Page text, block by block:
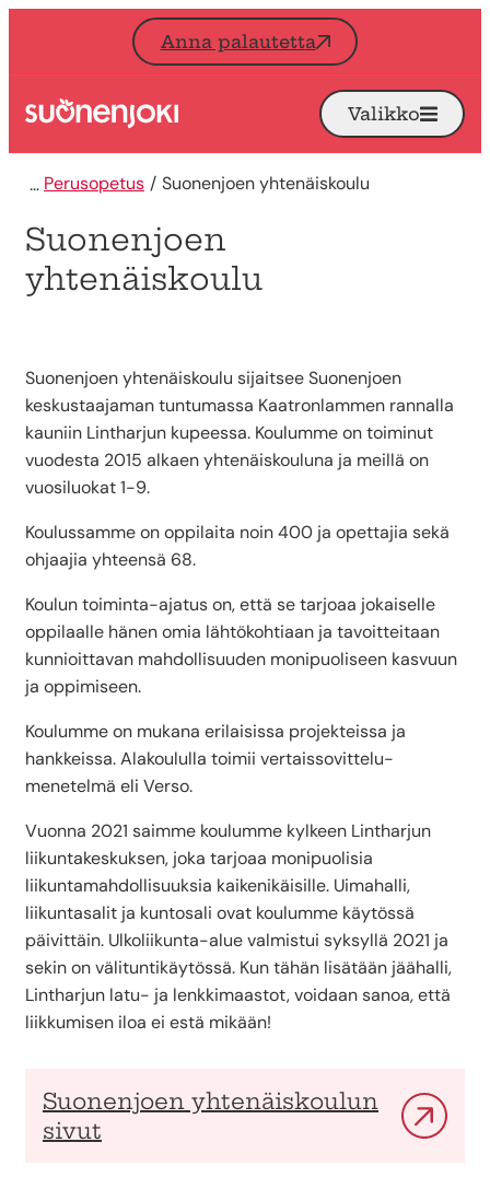
Siirry sisältöön
Anna palautetta
Etusivu Avaa
Valikko
Perusopetus Suonenjoen yhtenäiskoulu
Suonenjoen
yhtenäiskoulu
Suonenjoen yhtenäiskoulu sijaitsee Suonenjoen
keskustaajaman tuntumassa Kaatronlammen rannalla
kauniin Lintharjun kupeessa. Koulumme on toiminut
vuodesta 2015 alkaen yhtenäiskouluna ja meillä on
vuosiluokat 1-9.
Koulussamme on oppilaita noin 400 ja opettajia sekä
ohjaajia yhteensä 68.
Koulun toiminta-ajatus on, että se tarjoaa jokaiselle
oppilaalle hänen omia lähtökohtiaan ja tavoitteitaan
kunnioittavan mahdollisuuden monipuoliseen kasvuun
ja oppimiseen.
Koulumme on mukana erilaisissa projekteissa ja
hankkeissa. Alakoululla toimii vertaissovittelu-
menetelmä eli Verso.
Vuonna 2021 saimme koulumme kylkeen Lintharjun
liikuntakeskuksen, joka tarjoaa monipuolisia
liikuntamahdollisuuksia kaikenikäisille. Uimahalli,
liikuntasalit ja kuntosali ovat koulumme käytössä
päivittäin. Ulkoliikunta-alue valmistui syksyllä 2021 ja
sekin on välituntikäytössä. Kun tähän lisätään jäähalli,
Lintharjun latu- ja lenkkimaastot, voidaan sanoa, että
liikkumisen iloa ei estä mikään!
Suonenjoen yhtenäiskoulun
sivut